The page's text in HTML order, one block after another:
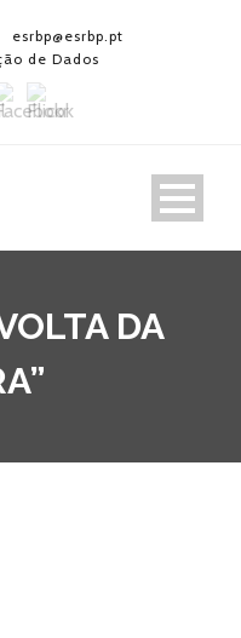
esrbp@esrbp.pt
de Dados
DA